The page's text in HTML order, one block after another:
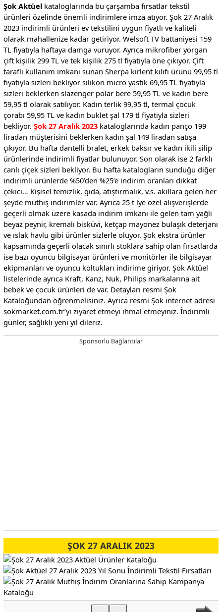
Şok Aktüelkataloglarında bu çarşamba fırsatlar tekstil
ürünleri özelinde önemli indirimlere imza atıyor. Şok 27 Aralık
2023 indirimli ürünleri ev tekstilini uygun fiyatlı ve kaliteli
olarak mahallenize kadar getiriyor. Welsoft TV battaniyesi 159
TL fiyatıyla haftaya damga vuruyor. Ayrıca mikrofiber yorgan
çift kişilik 299 TL ve tek kişilik 275 tl fiyatıyla öne çıkıyor. Çift
taraflı kullanım imkanı sunan Sherpa kırlent kılıfı ürünü 99,95 tl
fiyatıyla sizleri bekliyor silikon micro yastık 69,95 TL fiyatıyla
sizleri beklerken slazenger polar bere 59,95 TL ve kadın bere
59,95 tl olarak satılıyor. Kadın terlik 99,95 tl, termal çocuk
çorabı 59,95 TL ve kadın buklet şal 179 tl fiyatıyla sizleri
bekliyor. Şok 27 Aralık 2023kataloglarında kadın panço 199
liradan müşterisini beklerken kadın şal 149 liradan satışa
çıkıyor. Bu hafta dantelli bralet, erkek baksır ve kadın ikili silip
ürünlerinde indirimli fiyatlar bulunuyor. Son olarak ise 2 farklı
canlı çiçek sizleri bekliyor. Bu hafta katalogların sunduğu diğer
indirimli ürünlerde %50’den %25’e indirim oranları dikkat
çekici… Kişisel temizlik, gıda, atıştırmalık, v.s. akıllara gelen her
şeyde müthiş indirimler var. Ayrıca 25 t lye özel alışverişlerde
geçerli olmak üzere kasada indirim imkanı ile gelen tam yağlı
beyaz peynir, kremalı bisküvi, ketçap mayonez bulaşık deterjanı
ve ıslak havlu gibi ürünler sizlerle oluyor. Şok ekstra ürünler
kapsamında geçerli olacak sınırlı stoklara sahip olan fırsatlarda
ise bazı oyuncu bilgisayar ürünleri ve monitörler ile bilgisayar
ekipmanları ve oyuncu koltukları indirime giriyor. Şok Aktüel
listelerinde ayrıca Kraft, Kanz, Nuk, Philips markalarına ait
bebek ve çocuk ürünleri de var. Detayları resmi Şok
Kataloğundan öğrenmelisiniz. Ayrıca resmi Şok internet adresi
sokmarket.com.tr’yi ziyaret etmeyi ihmal etmeyiniz. İndirimli
günler, sağlıklı yeni yıl dileriz.
Sponsorlu Bağlantılar
ŞOK 27 ARALIK 2023